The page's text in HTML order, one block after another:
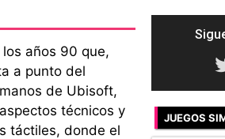
años 90 que,
a punto del
de Ubisoft,
técnicos y
táctiles, donde el
JUEGOS